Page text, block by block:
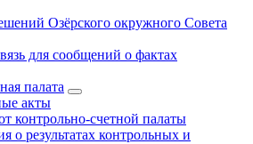
Озёрского окружного Совета
для сообщений о фактах
палата
акты
контрольно-счетной палаты
о результатах контрольных и